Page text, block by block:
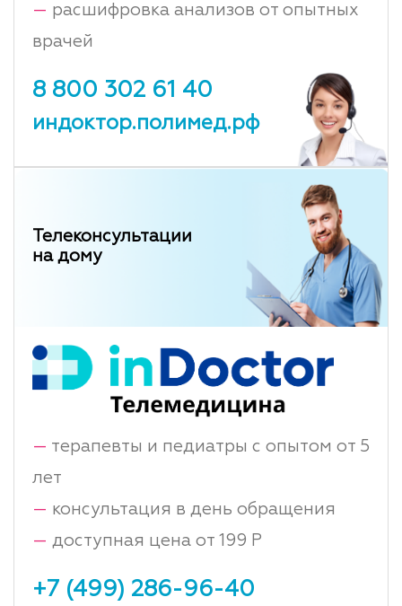
— расшифровка анализов от опытных
врачей
8 800 302 61 40
индоктор.полимед.рф
Телеконсультации
на дому
— терапевты и педиатры с опытом от 5
лет
— консультация в день обращения
— доступная цена от 199 Р
+7 (499) 286-96-40